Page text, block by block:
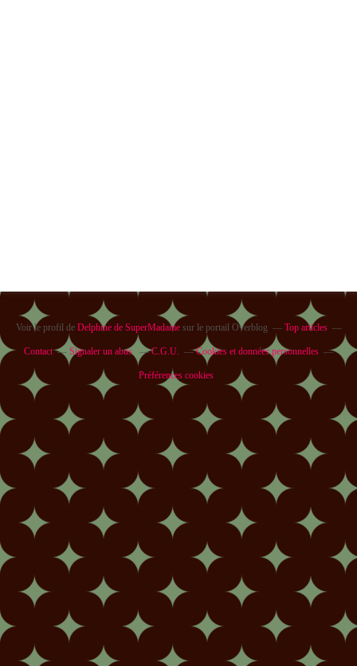
Voir le profil de Delphine de SuperMadamesur le portail Overblog Top articles
Contact Signaler un abus C.G.U. Cookies et données personnelles
Préférences cookies